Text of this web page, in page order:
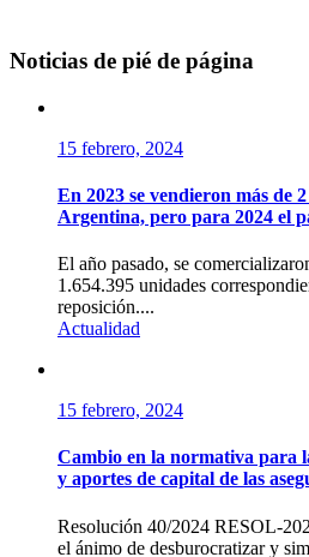
Noticias de pié de página
15 febrero, 2024
En 2023 se vendieron más de
Argentina, pero para 2024 el
El año pasado, se
1.654.395 unidades
reposición....
Actualidad
15 febrero, 2024
Cambio en la normativa para
y aportes de capital de las
Resolución 40/2024 RESOL-
el ánimo de desburocratizar y